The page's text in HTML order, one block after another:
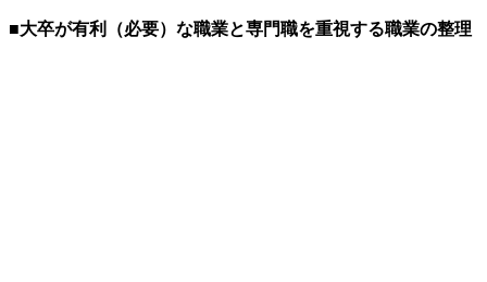
■大卒が有利（必要）な職業と専門職を重視する職業の整理